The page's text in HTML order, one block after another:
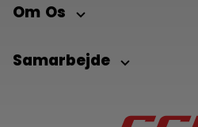
Om Os
Samarbejde